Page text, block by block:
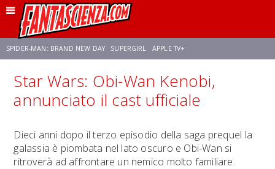
SPIDER-MAN: BRAND NEW DAY SUPERGIRL APPLE TV+
FRANCO RICCIARDIELLO ZENDAYA STAR TREK AVENGERS: DOOMSDAY
Star Wars: Obi-Wan Kenobi,
annunciato il cast ufficiale
Dieci anni dopo il terzo episodio della saga prequel la
galassia è piombata nel lato oscuro e Obi-Wan si
ritroverà ad affrontare un nemico molto familiare.